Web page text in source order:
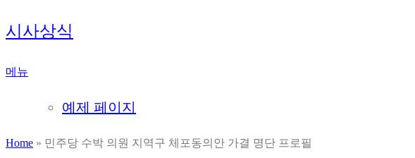
내
가
시사상식
메뉴
예제 페이지
Home » 민주당 수박 의원 지역구 체포동의안 가결 명단 프로필